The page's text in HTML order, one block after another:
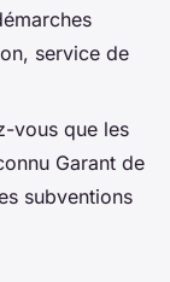
service de
vous que les
Garant de
subventions